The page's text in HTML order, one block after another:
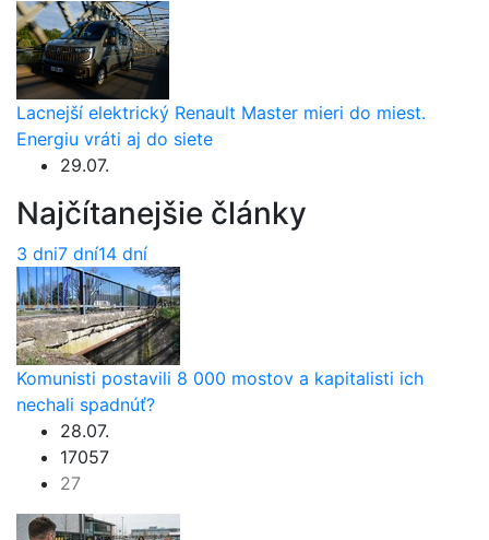
Lacnejší elektrický Renault Master mieri do miest.
Energiu vráti aj do siete
29.07.
Najčítanejšie články
3 dni7 dní14 dní
Komunisti postavili 8 000 mostov a kapitalisti ich
nechali spadnúť?
28.07.
17057
27